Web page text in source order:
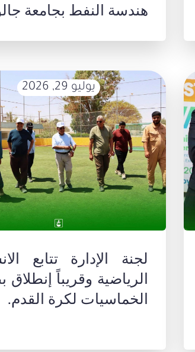
هندسة النفط بجامعة
يوليو 29, 2026
لجنة الإدارة تتابع
الرياضية وقريباً إنطلاق
الخماسيات لكرة القدم.